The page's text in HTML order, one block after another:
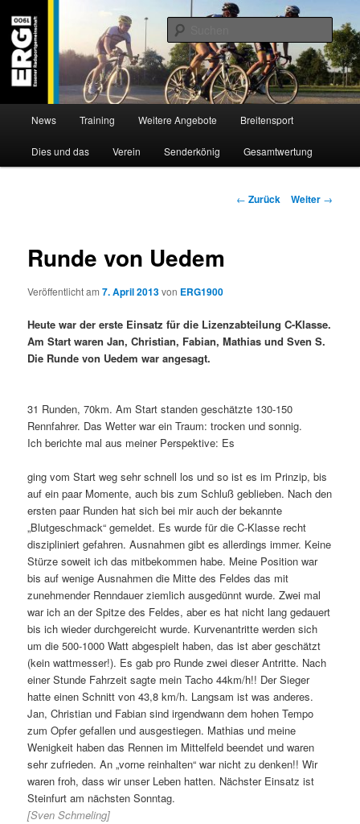
Inhalt
wechseln
ERG 1900 e.V
Willkommen bei der Essener Radsportgemeinschaft
News Training Weitere Angebote Breitensport
Dies und das Verein Senderkönig Gesamtwertung
Beitragsnavigation
← Zurück Weiter →
Runde von Uedem
Veröffentlicht am7. April 2013von ERG1900
Heute war der erste Einsatz für die Lizenzabteilung C-Klasse.
Am Start waren Jan, Christian, Fabian, Mathias und Sven S.
Die Runde von Uedem war angesagt.
31 Runden, 70km. Am Start standen geschätzte 130-150
Rennfahrer. Das Wetter war ein Traum: trocken und sonnig.
Ich berichte mal aus meiner Perspektive: Es
ging vom Start weg sehr schnell los und so ist es im Prinzip, bis
auf ein paar Momente, auch bis zum Schluß geblieben. Nach den
ersten paar Runden hat sich bei mir auch der bekannte
„Blutgeschmack“ gemeldet. Es wurde für die C-Klasse recht
diszipliniert gefahren. Ausnahmen gibt es allerdings immer. Keine
Stürze soweit ich das mitbekommen habe. Meine Position war
bis auf wenige Ausnahmen die Mitte des Feldes das mit
zunehmender Renndauer ziemlich ausgedünnt wurde. Zwei mal
war ich an der Spitze des Feldes, aber es hat nicht lang gedauert
bis ich wieder durchgereicht wurde. Kurvenantritte werden sich
um die 500-1000 Watt abgespielt haben, das ist aber geschätzt
(kein wattmesser!). Es gab pro Runde zwei dieser Antritte. Nach
einer Stunde Fahrzeit sagte mein Tacho 44km/h!! Der Sieger
hatte einen Schnitt von 43,8 km/h. Langsam ist was anderes.
Jan, Christian und Fabian sind irgendwann dem hohen Tempo
zum Opfer gefallen und ausgestiegen. Mathias und meine
Wenigkeit haben das Rennen im Mittelfeld beendet und waren
sehr zufrieden. An „vorne reinhalten“ war nicht zu denken!! Wir
waren froh, dass wir unser Leben hatten. Nächster Einsatz ist
Steinfurt am nächsten Sonntag.
[Sven Schmeling]